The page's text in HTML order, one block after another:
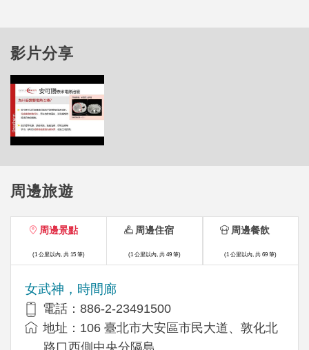
影片分享
周邊旅遊
周邊景點
(1 公里以內, 共 15 筆)
女武神，時間廊
電話：886-2-23491500
地址：106 臺北市大安區市民大道、敦化北
路口西側中央分隔島
周邊住宿
(1 公里以內, 共 49 筆)
周邊餐飲
(1 公里以內, 共 69 筆)